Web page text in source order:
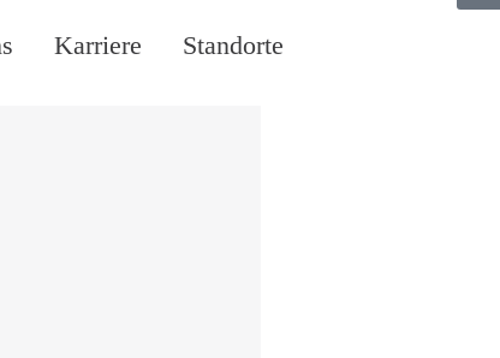
Karriere Standorte